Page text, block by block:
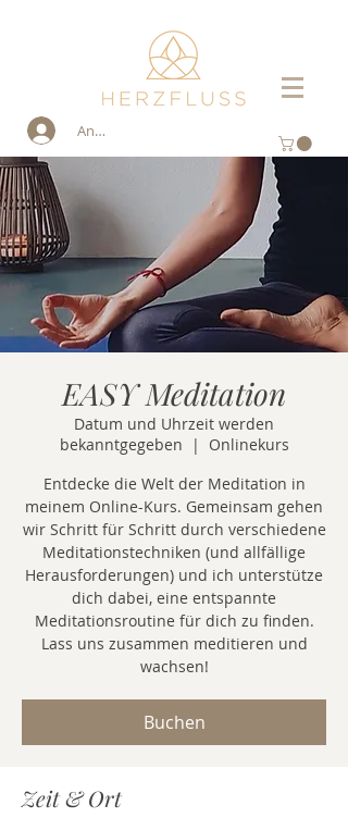
Anmelden
EASY Meditation
Datum und Uhrzeit werden
bekanntgegeben
  |
Onlinekurs
Entdecke die Welt der Meditation in
meinem Online-Kurs. Gemeinsam gehen
wir Schritt für Schritt durch verschiedene
Meditationstechniken (und allfällige
Herausforderungen) und ich unterstütze
dich dabei, eine entspannte
Meditationsroutine für dich zu finden.
Lass uns zusammen meditieren und
wachsen!
Buchen
Zeit & Ort